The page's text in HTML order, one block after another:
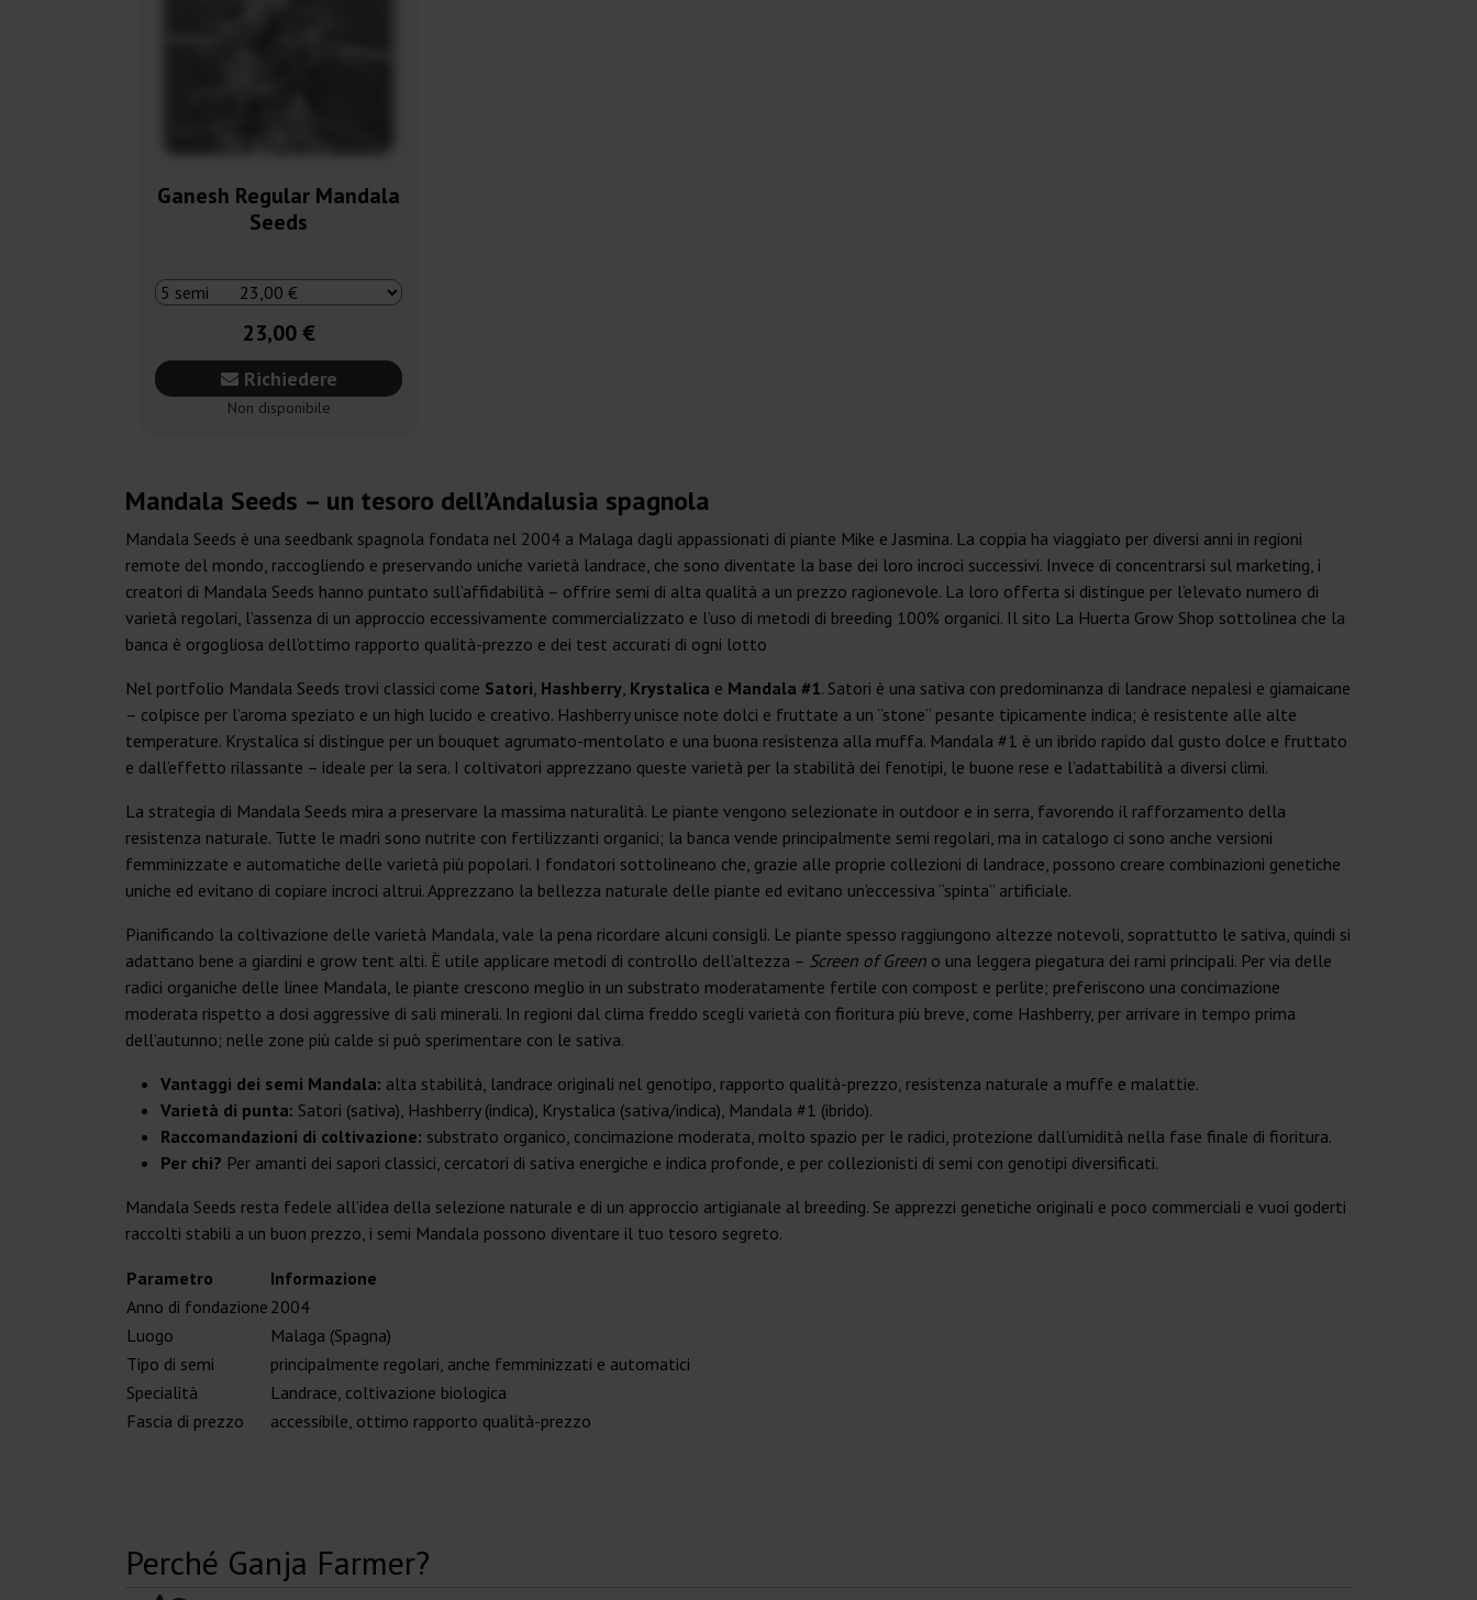
Ganesh Regular Mandala
Seeds
23,00 €
Richiedere
Non disponibile
Mandala Seeds – un tesoro dell’Andalusia spagnola
Mandala Seeds è una seedbank spagnola fondata nel 2004 a Malaga dagli appassionati di piante Mike e Jasmina. La coppia ha viaggiato per diversi anni in regioni
remote del mondo, raccogliendo e preservando uniche varietà landrace, che sono diventate la base dei loro incroci successivi. Invece di concentrarsi sul marketing, i
creatori di Mandala Seeds hanno puntato sull’affidabilità – offrire semi di alta qualità a un prezzo ragionevole. La loro offerta si distingue per l’elevato numero di
varietà regolari, l’assenza di un approccio eccessivamente commercializzato e l’uso di metodi di breeding 100% organici. Il sito La Huerta Grow Shop sottolinea che la
banca è orgogliosa dell’ottimo rapporto qualità-prezzo e dei test accurati di ogni lotto
Nel portfolio Mandala Seeds trovi classici come Satori Hashberry Krystalica e Mandala #1. Satori è una sativa con predominanza di landrace nepalesi e giamaicane
– colpisce per l’aroma speziato e un high lucido e creativo. Hashberry unisce note dolci e fruttate a un “stone” pesante tipicamente indica; è resistente alle alte
temperature. Krystalica si distingue per un bouquet agrumato-mentolato e una buona resistenza alla muffa. Mandala #1 è un ibrido rapido dal gusto dolce e fruttato
e dall’effetto rilassante – ideale per la sera. I coltivatori apprezzano queste varietà per la stabilità dei fenotipi, le buone rese e l’adattabilità a diversi climi.
La strategia di Mandala Seeds mira a preservare la massima naturalità. Le piante vengono selezionate in outdoor e in serra, favorendo il rafforzamento della
resistenza naturale. Tutte le madri sono nutrite con fertilizzanti organici; la banca vende principalmente semi regolari, ma in catalogo ci sono anche versioni
femminizzate e automatiche delle varietà più popolari. I fondatori sottolineano che, grazie alle proprie collezioni di landrace, possono creare combinazioni genetiche
uniche ed evitano di copiare incroci altrui. Apprezzano la bellezza naturale delle piante ed evitano un’eccessiva “spinta” artificiale.
Pianificando la coltivazione delle varietà Mandala, vale la pena ricordare alcuni consigli. Le piante spesso raggiungono altezze notevoli, soprattutto le sativa, quindi si
adattano bene a giardini e grow tent alti. È utile applicare metodi di controllo dell’altezza – Screen of Green o una leggera piegatura dei rami principali. Per via delle
radici organiche delle linee Mandala, le piante crescono meglio in un substrato moderatamente fertile con compost e perlite; preferiscono una concimazione
moderata rispetto a dosi aggressive di sali minerali. In regioni dal clima freddo scegli varietà con fioritura più breve, come Hashberry, per arrivare in tempo prima
dell’autunno; nelle zone più calde si può sperimentare con le sativa.
Vantaggi dei semi Mandala: alta stabilità, landrace originali nel genotipo, rapporto qualità-prezzo, resistenza naturale a muffe e malattie.
Varietà di punta: Satori (sativa), Hashberry (indica), Krystalica (sativa/indica), Mandala #1 (ibrido).
Raccomandazioni di coltivazione: substrato organico, concimazione moderata, molto spazio per le radici, protezione dall’umidità nella fase finale di fioritura.
Per chi? Per amanti dei sapori classici, cercatori di sativa energiche e indica profonde, e per collezionisti di semi con genotipi diversificati.
Mandala Seeds resta fedele all’idea della selezione naturale e di un approccio artigianale al breeding. Se apprezzi genetiche originali e poco commerciali e vuoi goderti
raccolti stabili a un buon prezzo, i semi Mandala possono diventare il tuo tesoro segreto.
Parametro
Informazione
Anno di fondazione 2004
Luogo
Malaga (Spagna)
Tipo di semi
principalmente regolari, anche femminizzati e automatici
Specialità
Landrace, coltivazione biologica
Fascia di prezzo
accessibile, ottimo rapporto qualità-prezzo
Perché Ganja Farmer?